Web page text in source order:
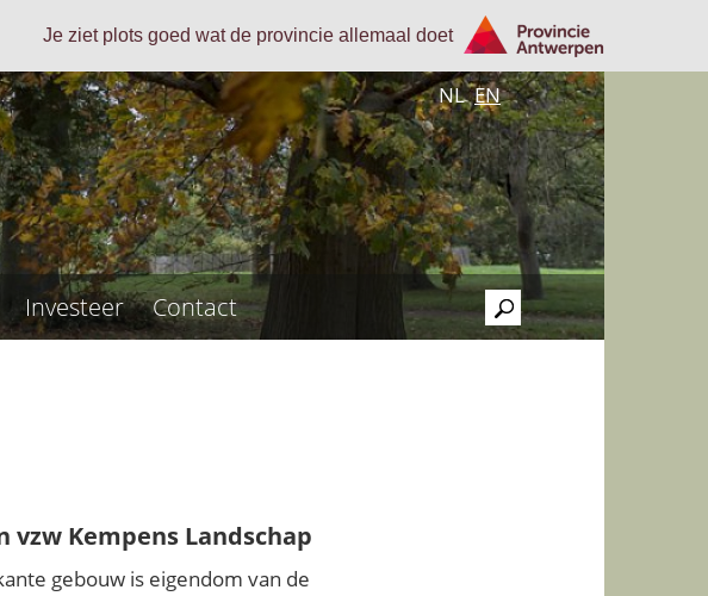
Je ziet plots goed wat de provincie allemaal doet
NL EN
Investeer Contact
>
vzw Kempens Landschap
gebouw is eigendom van de